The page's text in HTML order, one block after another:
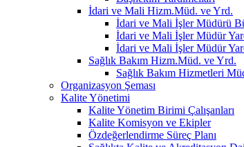
İdari ve Mali Hizm.Müd. ve Yrd.
İdari ve Mali İşler Müdürü
İdari ve Mali İşler Müdür
İdari ve Mali İşler Müdür
Sağlık Bakım Hizm.Müd. ve Yrd.
Sağlık Bakım Hizmetleri
Organizasyon Şeması
Kalite Yönetimi
Kalite Yönetim Birimi Çalışanları
Kalite Komisyon ve Ekipler
Özdeğerlendirme Süreç Planı